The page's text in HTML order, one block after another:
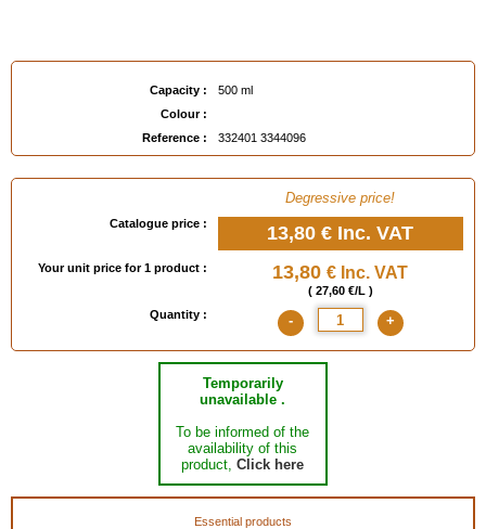
Capacity :
500 ml
Colour :
Reference :
332401 3344096
Degressive price!
Catalogue price : 13,80 € Inc. VAT
Your unit price for 1 product : 13,80 € Inc. VAT
( 27,60 €/L )
Quantity :
- +
Temporarily
unavailable .
To be informed of the
availability of this
product,Click here
Essential products